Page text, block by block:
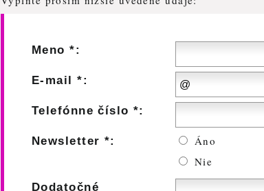
Meno *:
E-mail *:
Telefónne číslo *:
Newsletter *:
Áno
Nie
Dodatočné